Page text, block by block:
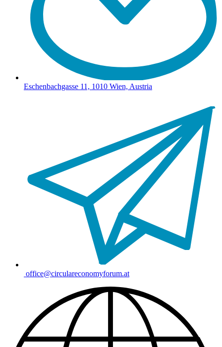
Eschenbachgasse 11, 1010 Wien, Austria
office@circulareconomyforum.at